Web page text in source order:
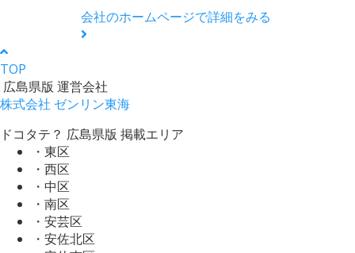
会社のホームページで詳細をみる
TOP
広島県版 運営会社
株式会社 ゼンリン東海
ドコタテ？ 広島県版 掲載エリア
・東区
・西区
・中区
・南区
・安芸区
・安佐北区